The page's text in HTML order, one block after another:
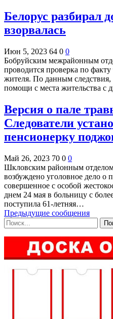
Белорус разбирал
взорвалась
Июн 5, 2023 64 0 0
Бобруйским межрайонным
проводится проверка по
жителя. По данным
помощи с места жительства с
Версия о пале
Следователи
пенсионерку
Май 26, 2023 70 0 0
Шкловским районным отделом
возбуждено уголовное дело о
совершенное с особой
днем 24 мая в больницу с
поступила 61-летняя…
Предыдущие сообщения